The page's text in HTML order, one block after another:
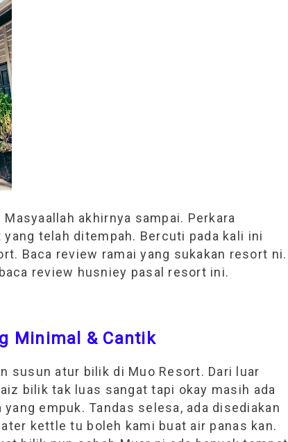
akhirnya sampai. Perkara
telah ditempah. Bercuti pada kali ini
Baca review ramai yang sukakan resort ni.
review husniey pasal resort ini.
Minimal & Cantik
susun atur bilik di Muo Resort. Dari luar
bilik tak luas sangat tapi okay masih ada
empuk. Tandas selesa, ada disediakan
kettle tu boleh kami buat air panas kan.